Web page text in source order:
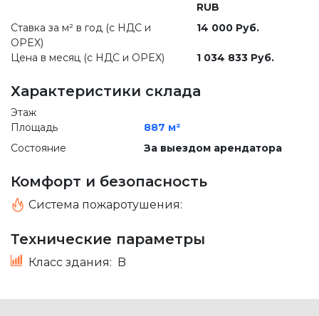
RUB
Ставка за м² в год (c НДС и
OPEX)
14 000 Руб.
Цена в месяц (с НДС и OPEX) 1 034 833 Руб.
Характеристики склада
Этаж
Площадь
887 м²
Состояние
За выездом арендатора
Комфорт и безопасность
Система пожаротушения:
Технические параметры
Класс здания: B